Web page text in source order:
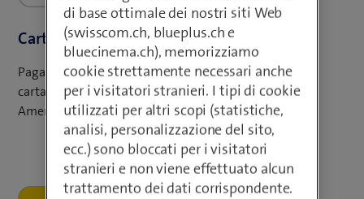
Carta di credito
Pagate i vostri acquisti senza problemi utilizzando una
carta di credito. Vengono accettate Mastercard, Visa e
American Express.
di base ottimale dei nostri siti Web
(swisscom.ch, blueplus.ch e
bluecinema.ch), memorizziamo
cookie strettamente necessari anche
per i visitatori stranieri. I tipi di cookie
utilizzati per altri scopi (statistiche,
analisi, personalizzazione del sito,
ecc.) sono bloccati per i visitatori
stranieri e non viene effettuato alcun
trattamento dei dati corrispondente.